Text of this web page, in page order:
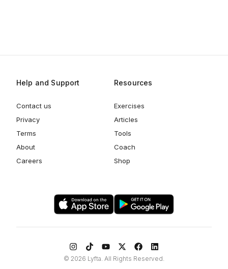
Help and Support
Contact us
Privacy
Terms
About
Careers
Resources
Exercises
Articles
Tools
Coach
Shop
© 2026 Lyfta. All Rights Reserved.